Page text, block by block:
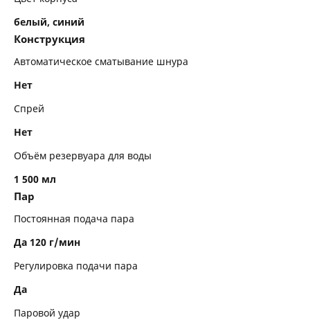
белый, синий
Конструкция
Автоматическое сматывание шнура
Нет
Спрей
Нет
Объём резервуара для воды
1 500 мл
Пар
Постоянная подача пара
Да 120 г/мин
Регулировка подачи пара
Да
Паровой удар